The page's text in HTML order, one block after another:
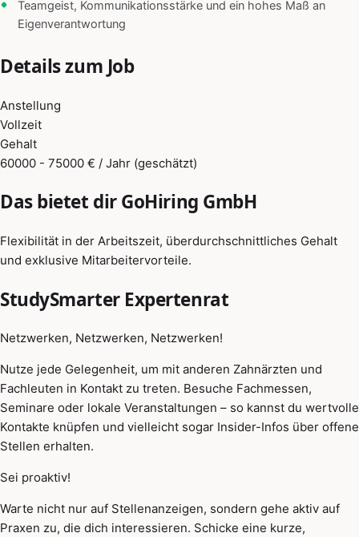
Teamgeist, Kommunikationsstärke und ein hohes Maß an
Eigenverantwortung
Details zum Job
Anstellung
Vollzeit
Gehalt
60000 - 75000 € / Jahr (geschätzt)
Das bietet dir GoHiring GmbH
Flexibilität in der Arbeitszeit, überdurchschnittliches Gehalt
und exklusive Mitarbeitervorteile.
StudySmarter Expertenrat
Netzwerken, Netzwerken, Netzwerken!
Nutze jede Gelegenheit, um mit anderen Zahnärzten und
Fachleuten in Kontakt zu treten. Besuche Fachmessen,
Seminare oder lokale Veranstaltungen – so kannst du wertvolle
Kontakte knüpfen und vielleicht sogar Insider-Infos über offene
Stellen erhalten.
Sei proaktiv!
Warte nicht nur auf Stellenanzeigen, sondern gehe aktiv auf
Praxen zu, die dich interessieren. Schicke eine kurze,